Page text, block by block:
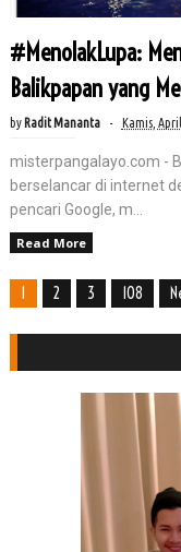
#MenolakLupa:
Balikpapan yang
by Radit Mananta Kamis,
misterpangalayo.com -
berselancar di internet
pencari Google, m...
Read More
1 2 3 108